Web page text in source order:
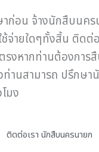
ก่อน จ้างนักสืบนคร
ช้จ่ายใดๆทั้งสิ้น ติด
รงหากท่านต้องการ
ท่านสามารถ ปรึกษ
มง
ติดต่อเรา นักสืบนครนายก